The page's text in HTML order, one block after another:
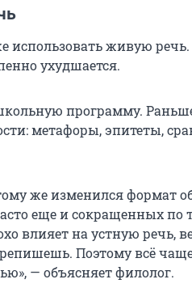
использовать живую
ухудшается.
программу.
метафоры, эпитеты,
же изменился формат
еще и сокращенных по
влияет на устную речь,
Поэтому всё
— объясняет филолог.